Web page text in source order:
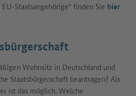
Staatsangehörige“ finden Sie hier
Wohnsitz in Deutschland und
Staatsbürgerschaft beantragen? Als
ist das möglich. Welche